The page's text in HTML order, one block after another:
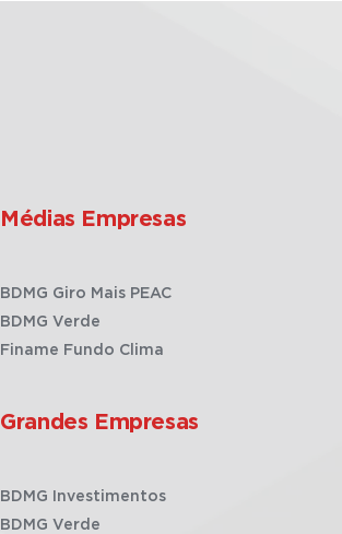
Médias Empresas
BDMG Giro Mais PEAC
BDMG Verde
Finame Fundo Clima
Grandes Empresas
BDMG Investimentos
BDMG Verde